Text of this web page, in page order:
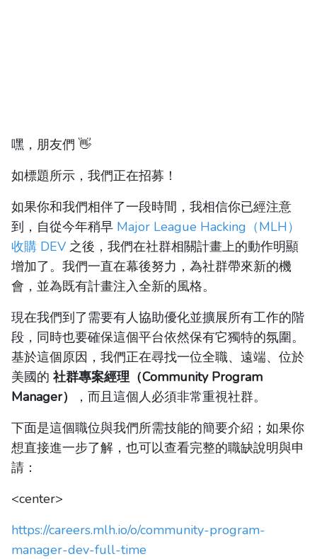
嘿，朋友們 👋
如標題所示，我們正在招募！
如果你和我們相伴了一段時間，我相信你已經注意
到，自從今年稍早 Major League Hacking（MLH）
收購 DEV 之後，我們在社群相關計畫上的動作明顯
增加了。我們一直在幕後努力，為社群帶來新的機
會，並為既有計畫注入全新的風格。
現在我們到了需要有人協助優化並擴展所有工作的階
段，同時也要確保這個平台依然保有它獨特的氛圍。
基於這個原因，我們正在尋找一位全職、遠端、位於
美國的 社群專案經理（Community Program
Manager）
，而且這個人必須非常重視社群。
下面是這個職位與我們所需技能的簡要介紹；如果你
想直接進一步了解，也可以查看完整的職缺說明與申
請：
<center>
https://careers.mlh.io/o/community-program-
manager-dev-full-time